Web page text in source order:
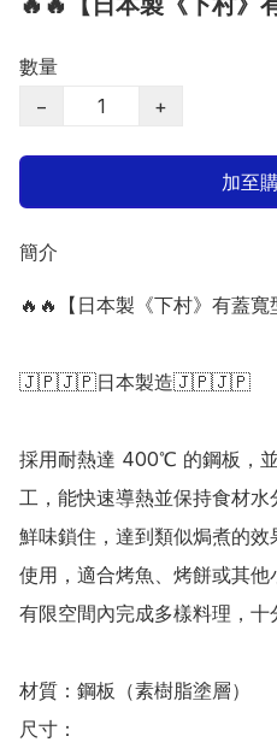
數量
−
+
加至
簡介
🔥🔥【日本製《下村》有蓋寬
🇯🇵🇯🇵日本製造🇯🇵🇯🇵
採用耐熱達 400℃ 的鋼板，
工，能快速導熱並保持食材
鮮味鎖住，達到類似焗煮的
使用，適合烤魚、烤餅或其
有限空間內完成多樣料理，十
材質：鋼板（素樹脂塗層）
尺寸：